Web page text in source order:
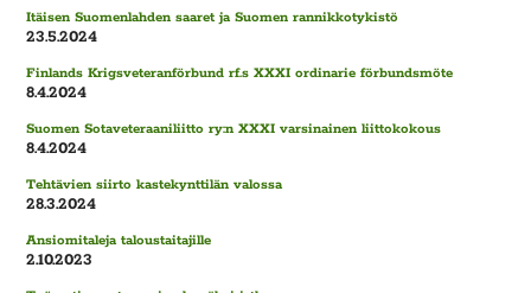
Itäisen Suomenlahden saaret ja Suomen rannikkotykistö
23.5.2024
Finlands Krigsveteranförbund rf.s XXXI ordinarie förbundsmöte
8.4.2024
Suomen Sotaveteraaniliitto ry:n XXXI varsinainen liittokokous
8.4.2024
Tehtävien siirto kastekynttilän valossa
28.3.2024
Ansiomitaleja taloustaitajille
2.10.2023